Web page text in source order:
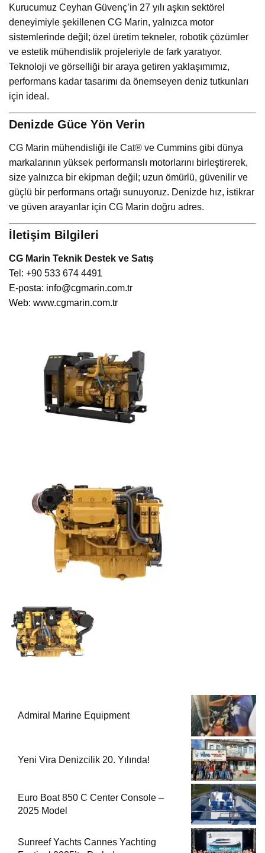
Kurucumuz Ceyhan Güvenç’in 27 yılı aşkın sektörel
deneyimiyle şekillenen CG Marin, yalnızca motor
sistemlerinde değil; özel üretim tekneler, robotik çözümler
ve estetik mühendislik projeleriyle de fark yaratıyor.
Teknoloji ve görselliği bir araya getiren yaklaşımımız,
performans kadar tasarımı da önemseyen deniz tutkunları
için ideal.
Denizde Güce Yön Verin
CG Marin mühendisliği ile Cat® ve Cummins gibi dünya
markalarının yüksek performanslı motorlarını birleştirerek,
size yalnızca bir ekipman değil; uzun ömürlü, güvenilir ve
güçlü bir performans ortağı sunuyoruz. Denizde hız, istikrar
ve güven arayanlar için CG Marin doğru adres.
İletişim Bilgileri
CG Marin Teknik Destek ve Satış
Tel: +90 533 674 4491
E-posta: info@cgmarin.com.tr
Web: www.cgmarin.com.tr
Admiral Marine Equipment
Yeni Vira Denizcilik 20. Yılında!
Euro Boat 850 C Center Console –
2025 Model
Sunreef Yachts Cannes Yachting